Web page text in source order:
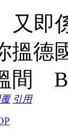
又即
搵德
間
引用